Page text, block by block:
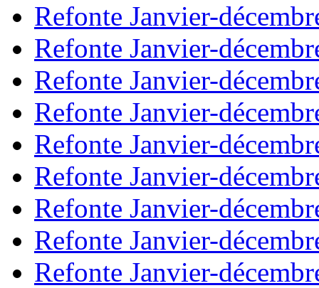
Refonte Janvier-
Refonte Janvier-
Refonte Janvier-
Refonte Janvier-
Refonte Janvier-
Refonte Janvier-
Refonte Janvier-
Refonte Janvier-
Refonte Janvier-